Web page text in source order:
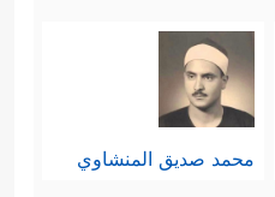
محمد صديق المنشاوي